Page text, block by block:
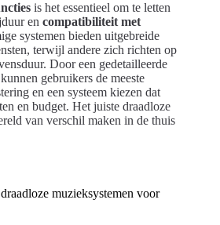
is het essentieel om te letten
en compatibiliteit met
systemen bieden uitgebreide
terwijl andere zich richten op
Door een gedetailleerde
kunnen gebruikers de meeste
en een systeem kiezen dat
en budget. Het juiste draadloze
van verschil maken in de thuis
muzieksystemen voor